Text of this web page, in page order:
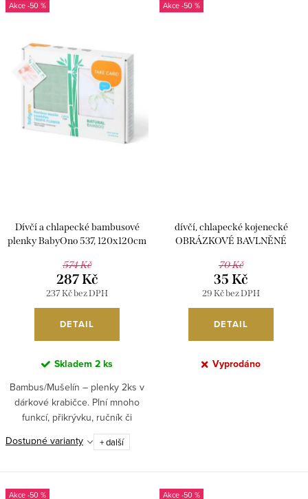
-50 %
Dívčí a chlapecké bambusové
plenky BabyOno 537, 120x120cm
574 Kč
237 Kč bez DPH
287 Kč
DETAIL
Skladem 2 ks
Bambus/Mušelín – plenky 2ks v
dárkové krabičce. Plní mnoho
funkcí, přikrývku, ručník či
muchláčka při usnutí. V létě jako
moskytiéra...
Dostupné varianty + další
-50 %
dívčí, chlapecké kojenecké
OBRÁZKOVÉ BAVLNĚNÉ
70cm, BA5
70 Kč
29 Kč bez DPH
35 Kč
DETAIL
Vyprodáno
-50 % -50 %